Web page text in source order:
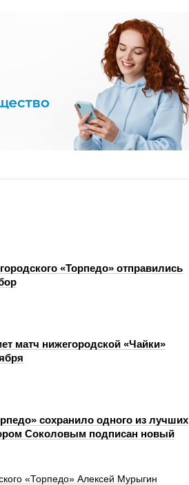
«Торпедо» отправились
матч нижегородской «Чайки»
сохранило одного из лучших
Соколовым подписан новый
«Торпедо» Алексей Мурыгин